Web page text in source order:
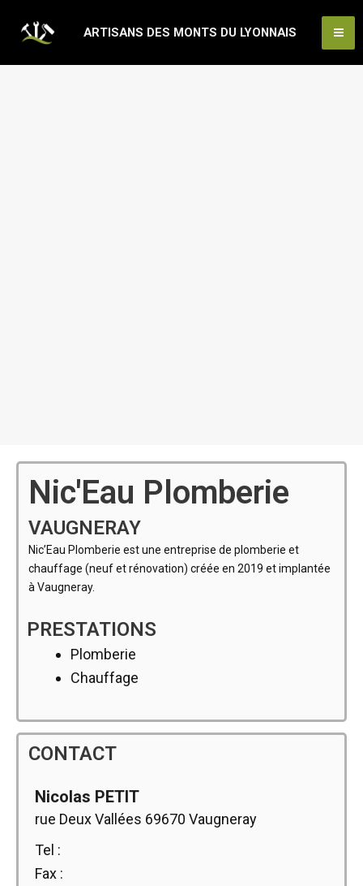
ARTISANS DES MONTS DU LYONNAIS
Nic'Eau Plomberie
VAUGNERAY
Nic’Eau Plomberie est une entreprise de plomberie et
chauffage (neuf et rénovation) créée en 2019 et implantée
à Vaugneray.
PRESTATIONS
Plomberie
Chauffage
CONTACT
Nicolas PETIT
rue Deux Vallées 69670 Vaugneray
Tel :
Fax :